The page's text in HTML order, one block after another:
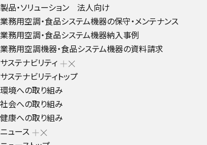
製品・ソリューション 法人向け
業務用空調・食品システム機器の保守・メンテナンス
業務用空調・食品システム機器納入事例
業務用空調機器・食品システム機器の資料請求
サステナビリティ
サステナビリティトップ
環境への取り組み
社会への取り組み
健康への取り組み
ニュース